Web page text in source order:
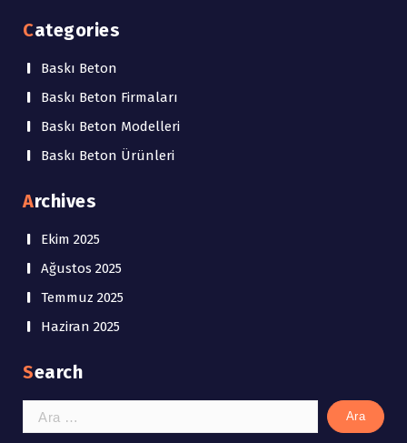
Categories
Baskı Beton
Baskı Beton Firmaları
Baskı Beton Modelleri
Baskı Beton Ürünleri
Archives
Ekim 2025
Ağustos 2025
Temmuz 2025
Haziran 2025
Search
Arama: